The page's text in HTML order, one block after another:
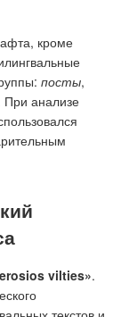
кроме
посты,
При анализе
vilties».